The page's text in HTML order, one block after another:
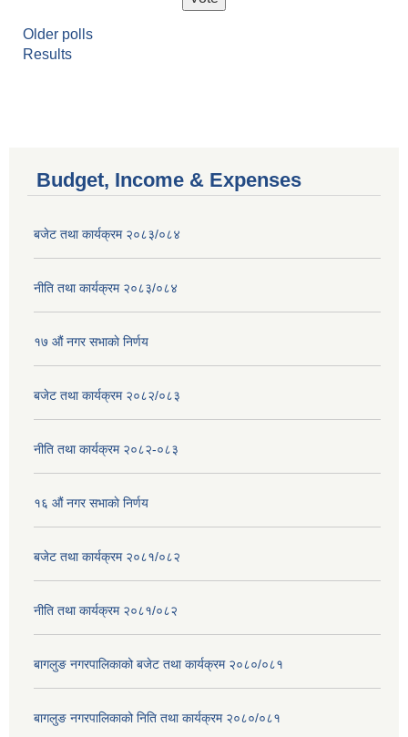
Older polls
Results
Budget, Income & Expenses
बजेट तथा कार्यक्रम २०८३/०८४
नीति तथा कार्यक्रम २०८३/०८४
१७ ‌‍औं नगर सभाकाे निर्णय
बजेट तथा कार्यक्रम २०८२/०८३
नीति तथा कार्यक्रम २०८२-०८३
१६ ‌औं नगर सभाकाे निर्णय
बजेट तथा कार्यक्रम २०८१/०८२
नीति तथा कार्यक्रम २०८१/०८२
बागलुङ नगरपालिकाको बजेट तथा कार्यक्रम २०८०/०८१
बागलुङ नगरपालिकाको निति तथा कार्यक्रम २०८०/०८१